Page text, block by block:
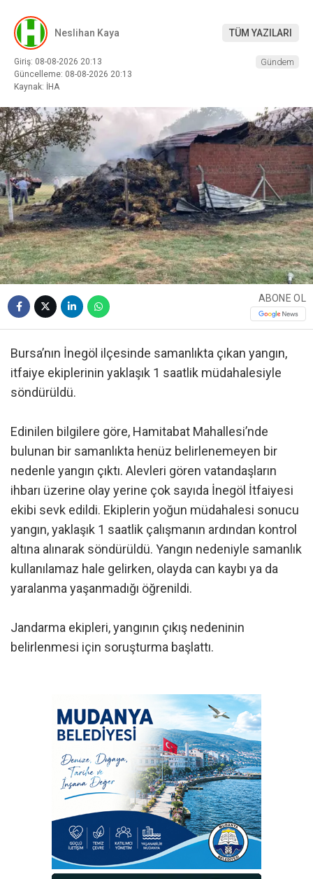
Neslihan Kaya TÜM YAZILARI
Giriş: 08-08-2026 20:13
Güncelleme: 08-08-2026 20:13
Kaynak: İHA
Gündem
ABONE OL
Bursa’nın İnegöl ilçesinde samanlıkta çıkan yangın,
itfaiye ekiplerinin yaklaşık 1 saatlik müdahalesiyle
söndürüldü.
Edinilen bilgilere göre, Hamitabat Mahallesi’nde
bulunan bir samanlıkta henüz belirlenemeyen bir
nedenle yangın çıktı. Alevleri gören vatandaşların
ihbarı üzerine olay yerine çok sayıda İnegöl İtfaiyesi
ekibi sevk edildi. Ekiplerin yoğun müdahalesi sonucu
yangın, yaklaşık 1 saatlik çalışmanın ardından kontrol
altına alınarak söndürüldü. Yangın nedeniyle samanlık
kullanılamaz hale gelirken, olayda can kaybı ya da
yaralanma yaşanmadığı öğrenildi.
Jandarma ekipleri, yangının çıkış nedeninin
belirlenmesi için soruşturma başlattı.